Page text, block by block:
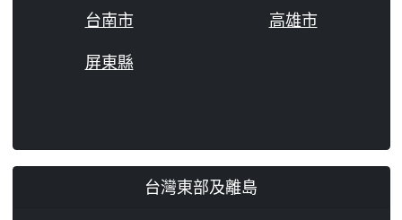
台南市
高雄市
屏東縣
台灣東部及離島